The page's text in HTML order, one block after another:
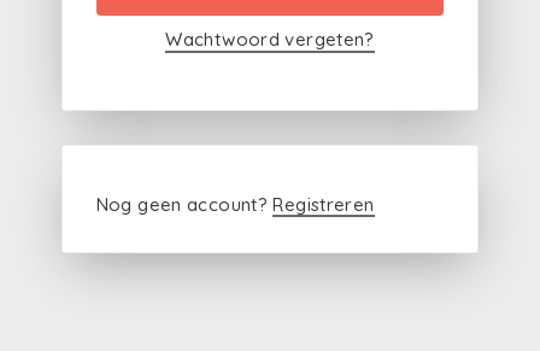
Wachtwoord vergeten?
Nog geen account?Registreren